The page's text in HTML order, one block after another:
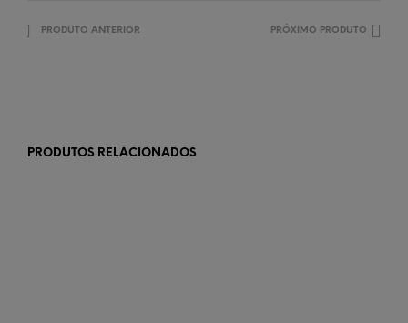
PRODUTO ANTERIOR PRÓXIMO PRODUTO
PRODUTOS RELACIONADOS